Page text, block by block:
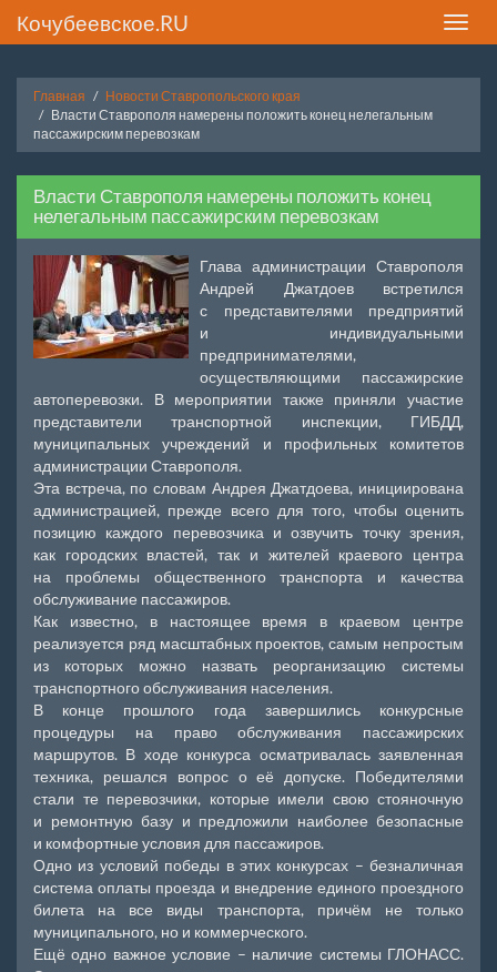
Toggle
Кочубеевское.RU
Главная
Новости Ставропольского края
Власти Ставрополя намерены положить конец нелегальным
пассажирским перевозкам
Власти Ставрополя намерены положить конец
нелегальным пассажирским перевозкам
Глава администрации Ставрополя
Андрей Джатдоев встретился
с представителями предприятий
и индивидуальными
предпринимателями,
осуществляющими пассажирские
автоперевозки. В мероприятии также приняли участие
представители транспортной инспекции, ГИБДД,
муниципальных учреждений и профильных комитетов
администрации Ставрополя.
Эта встреча, по словам Андрея Джатдоева, инициирована
администрацией, прежде всего для того, чтобы оценить
позицию каждого перевозчика и озвучить точку зрения,
как городских властей, так и жителей краевого центра
на проблемы общественного транспорта и качества
обслуживание пассажиров.
Как известно, в настоящее время в краевом центре
реализуется ряд масштабных проектов, самым непростым
из которых можно назвать реорганизацию системы
транспортного обслуживания населения.
В конце прошлого года завершились конкурсные
процедуры на право обслуживания пассажирских
маршрутов. В ходе конкурса осматривалась заявленная
техника, решался вопрос о её допуске. Победителями
стали те перевозчики, которые имели свою стояночную
и ремонтную базу и предложили наиболее безопасные
и комфортные условия для пассажиров.
Одно из условий победы в этих конкурсах – безналичная
система оплаты проезда и внедрение единого проездного
билета на все виды транспорта, причём не только
муниципального, но и коммерческого.
Ещё одно важное условие – наличие системы ГЛОНАСС.